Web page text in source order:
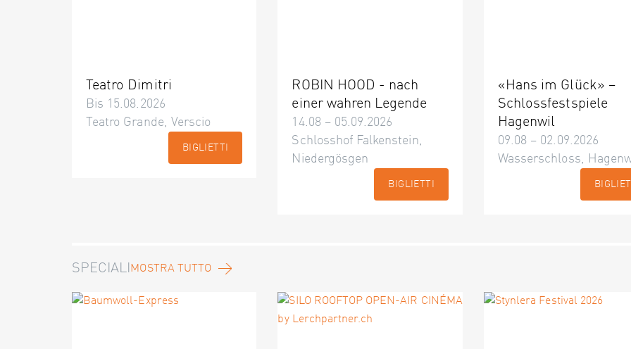
Teatro Dimitri
Bis 15.08.2026
Teatro Grande, Verscio
BIGLIETTI
ROBIN HOOD - nach
einer wahren Legende
14.08 – 05.09.2026
Schlosshof Falkenstein,
Niedergösgen
BIGLIETTI
«Hans im Glück» –
Schlossfestspiele
Hagenwil
09.08 – 02.09.2026
Wasserschloss,
SPECIALIMOSTRA TUTTO